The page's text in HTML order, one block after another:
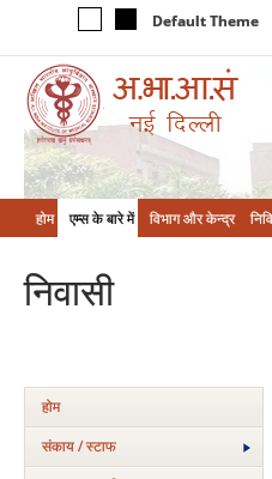
Default Theme
होम एम्‍स के बारे में विभाग और केन्‍द्र
निवासी
होम
संकाय / स्टाफ